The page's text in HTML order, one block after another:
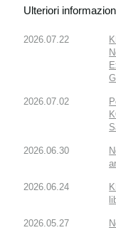
Ulteriori
2026.07.22
2026.07.02
2026.06.30
2026.06.24
2026.05.27